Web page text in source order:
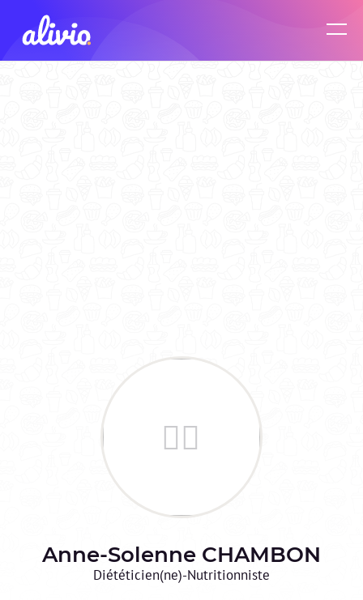
Anne-Solenne CHAMBON
Diététicien(ne)-Nutritionniste